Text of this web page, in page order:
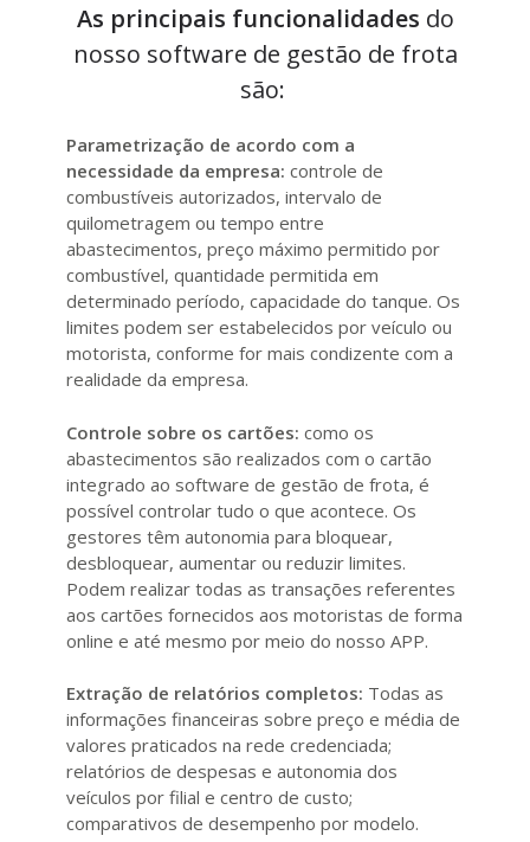
As principais funcionalidades do
nosso software de gestão de frota
são:
Parametrização de acordo com a
necessidade da empresa: controle de
combustíveis autorizados, intervalo de
quilometragem ou tempo entre
abastecimentos, preço máximo permitido por
combustível, quantidade permitida em
determinado período, capacidade do tanque. Os
limites podem ser estabelecidos por veículo ou
motorista, conforme for mais condizente com a
realidade da empresa.
Controle sobre os cartões: como os
abastecimentos são realizados com o cartão
integrado ao software de gestão de frota, é
possível controlar tudo o que acontece. Os
gestores têm autonomia para bloquear,
desbloquear, aumentar ou reduzir limites.
Podem realizar todas as transações referentes
aos cartões fornecidos aos motoristas de forma
online e até mesmo por meio do nosso APP.
Extração de relatórios completos: Todas as
informações financeiras sobre preço e média de
valores praticados na rede credenciada;
relatórios de despesas e autonomia dos
veículos por filial e centro de custo;
comparativos de desempenho por modelo.